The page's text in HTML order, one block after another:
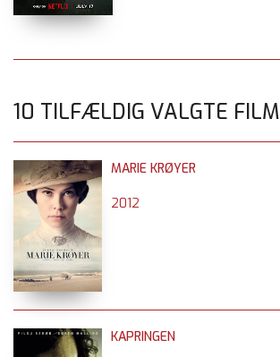
10 TILFÆLDIG VALGTE FILM
MARIE KRØYER
2012
KAPRINGEN